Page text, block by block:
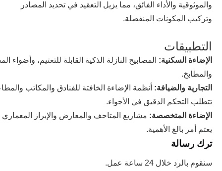
والموثوقية والأداء الفائق، مما يزيل التعقيد في تحديد المصادر
وتركيب المكونات المنفصلة.
التطبيقات
الإضاءة السكنية: المصابيح النازلة الذكية القابلة للتعتيم،
والمطابخ.
التجارية والضيافة: أنظمة الإضاءة الخافتة للفنادق والمكاتب
تتطلب التحكم الدقيق في الأجواء.
الإضاءة المتخصصة: مشاريع المتاحف والمعارض والإبراز
يعتم أمر بالغ الأهمية.
ترك رسالة
سنقوم بالرد خلال 24 ساعة عمل.